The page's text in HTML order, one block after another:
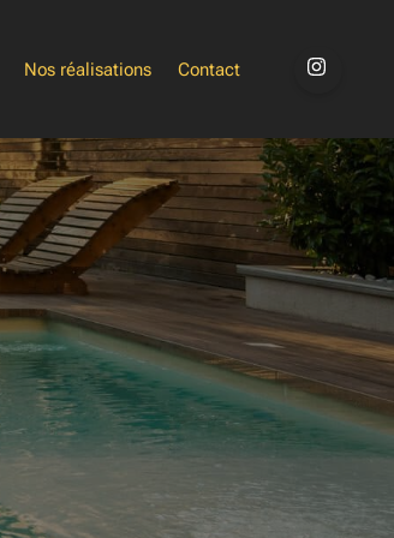
Nos réalisations Contact